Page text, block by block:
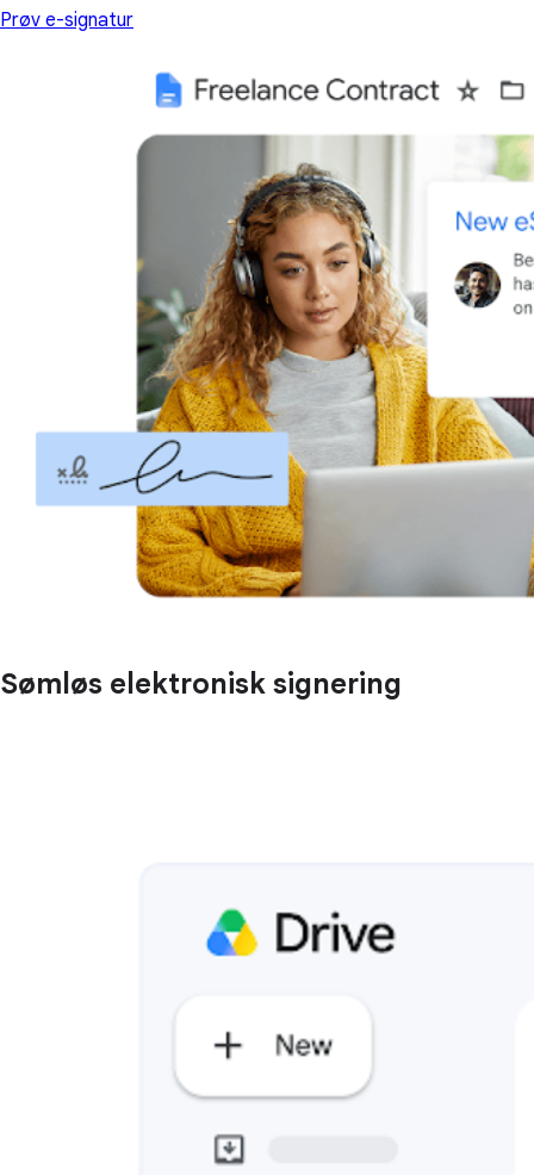
Prøv e-signatur
Sømløs elektronisk signering